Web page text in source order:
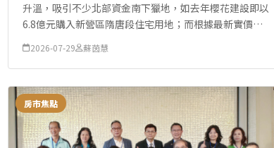
升溫，吸引不少北部資金南下獵地，如去年櫻花建設即以
6.8億元購入新營區隋唐段住宅用地；而根據最新實價登
錄資料顯示，位於台南市新營區長榮路二段的知名汽車旅
館「禾楓水舍」，於去年12月31日以總...
2026-07-29 蘇茵慧
房市焦點